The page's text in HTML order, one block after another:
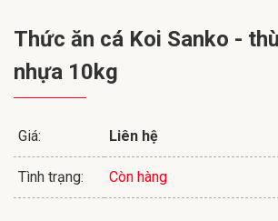
Thức ăn cá Koi Sanko -
nhựa 10kg
Giá: Liên hệ
Tình trạng: Còn hàng